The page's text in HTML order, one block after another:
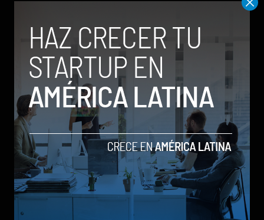
Qwen 3.8-Max, la nueva IA de Alibaba que desafía a
los modelos más poderosos
by Sergio Ramos
Actualidad
5 de agosto de 2026